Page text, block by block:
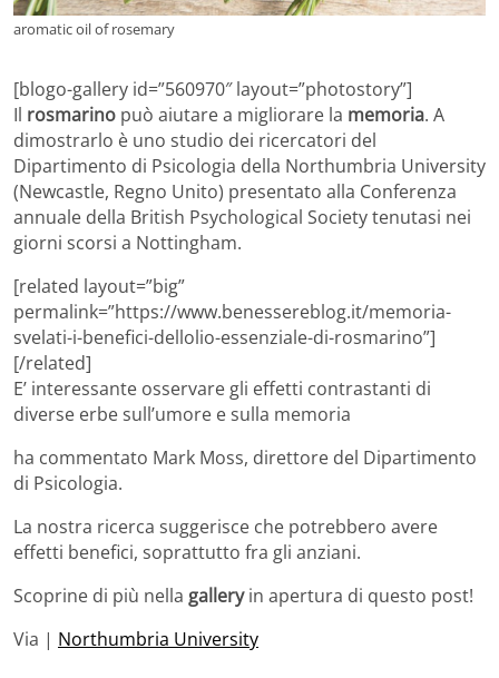
aromatic oil of rosemary
[blogo-gallery id=”560970″ layout=”photostory”]
Il rosmarino può aiutare a migliorare la memoria. A
dimostrarlo è uno studio dei ricercatori del
Dipartimento di Psicologia della Northumbria University
(Newcastle, Regno Unito) presentato alla Conferenza
annuale della British Psychological Society tenutasi nei
giorni scorsi a Nottingham.
[related layout=”big”
permalink=”https://www.benessereblog.it/memoria-
svelati-i-benefici-dellolio-essenziale-di-rosmarino”]
[/related]
E’ interessante osservare gli effetti contrastanti di
diverse erbe sull’umore e sulla memoria
ha commentato Mark Moss, direttore del Dipartimento
di Psicologia.
La nostra ricerca suggerisce che potrebbero avere
effetti benefici, soprattutto fra gli anziani.
Scoprine di più nella galleryin apertura di questo post!
Via | Northumbria University